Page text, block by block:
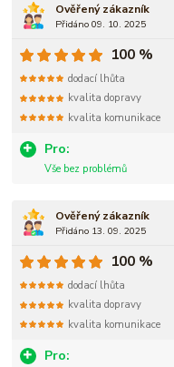
Ověřený zákazník
Přidáno 09. 10. 2025
Pro:
Vše bez problémů
100 %
dodací lhůta
kvalita dopravy
kvalita komunikace
Ověřený zákazník
Přidáno 13. 09. 2025
Pro:
100 %
dodací lhůta
kvalita dopravy
kvalita komunikace